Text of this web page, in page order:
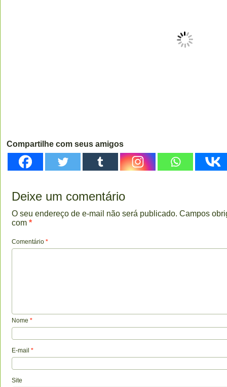
Compartilhe com seus amigos
Deixe um comentário
O seu endereço de e-mail não será publicado. Campos
com *
Comentário *
Nome *
E-mail *
Site